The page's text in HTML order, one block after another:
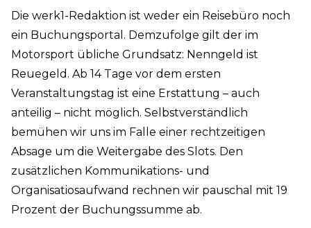
Die werk1-Redaktion ist weder ein Reisebüro noch
ein Buchungsportal. Demzufolge gilt der im
Motorsport übliche Grundsatz: Nenngeld ist
Reuegeld. Ab 14 Tage vor dem ersten
Veranstaltungstag ist eine Erstattung – auch
anteilig – nicht möglich. Selbstverständlich
bemühen wir uns im Falle einer rechtzeitigen
Absage um die Weitergabe des Slots. Den
zusätzlichen Kommunikations- und
Organisatiosaufwand rechnen wir pauschal mit 19
Prozent der Buchungssumme ab.